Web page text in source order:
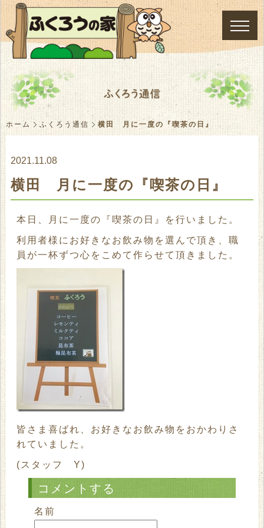
ホーム ふくろう通信 横田 月に一度の『喫茶の日』
2021.11.08
横田 月に一度の『喫茶の日』
本日、月に一度の『喫茶の日』を行いました。
利用者様にお好きなお飲み物を選んで頂き、職
員が一杯ずつ心をこめて作らせて頂きました。
皆さま喜ばれ、お好きなお飲み物をおかわりさ
れていました。
(スタッフ Y)
コメントする
名前